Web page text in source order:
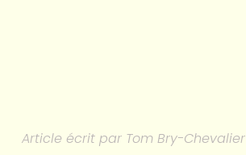
Article écrit par Tom Bry-Chevalier